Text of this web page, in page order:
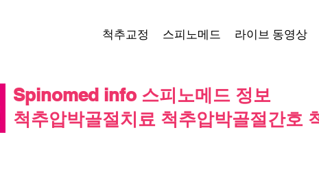
척추교정 스피노메드 라이브 동영상
Spinomed info 스피노메드 정보
척추압박골절치료 척추압박골절간호